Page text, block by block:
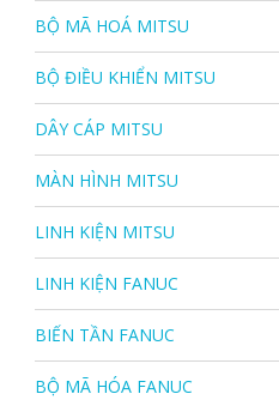
BỘ MÃ HOÁ MITSU
BỘ ĐIỀU KHIỂN MITSU
DÂY CÁP MITSU
MÀN HÌNH MITSU
LINH KIỆN MITSU
LINH KIỆN FANUC
BIẾN TẦN FANUC
BỘ MÃ HÓA FANUC